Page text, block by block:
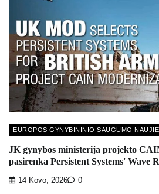
EUROPOS GYNYBININIO SAUGUMO
JK gynybos ministerija projekto
pasirenka Persistent Systems' Wave
14 Kovo, 2026 0